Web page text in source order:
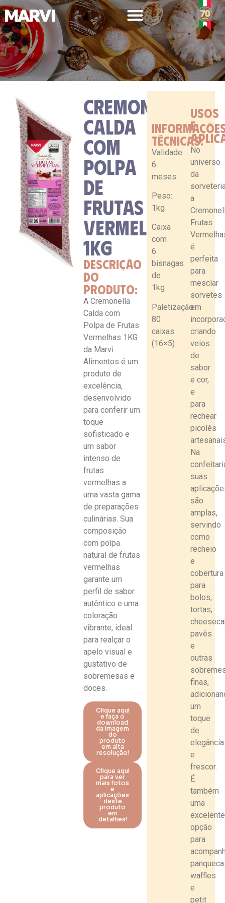
LINHA PROFISSIONAL
CREMONELLA
CALDA
COM
POLPA
DE
FRUTAS
VERMELHAS
1KG
DESCRIÇÃO
DO
PRODUTO:
A Cremonella
Calda com
Polpa de Frutas
Vermelhas 1KG
da Marvi
Alimentos é um
produto de
excelência,
desenvolvido
para conferir um
toque
sofisticado e
um sabor
intenso de
frutas
vermelhas a
uma vasta gama
de preparações
culinárias. Sua
composição
com polpa
natural de frutas
vermelhas
garante um
perfil de sabor
autêntico e uma
coloração
vibrante, ideal
para realçar o
apelo visual e
gustativo de
sobremesas e
doces.
Clique aqui
e faça o
download
da imagem
do
produto
em alta
resolução!
Clique aqui
para ver
mais fotos
e
aplicações
deste
produto
em
detalhes!
TÉCNICAS:
Validade:
6
meses
Peso:
1kg
Caixa
com
6
bisnagas
de
1kg
Paletização:
80
caixas
(16×5)
USOS
E
No
universo
da
a
Frutas
é
perfeita
para
mesclar
sorvetes
em
criando
veios
de
sabor
e cor,
e
para
rechear
picolés
Na
suas
são
amplas,
servindo
como
recheio
e
cobertura
para
bolos,
tortas,
pavês
e
outras
finas,
um
toque
de
elegância
e
frescor.
É
também
uma
excelente
opção
para
waffles
e
petit